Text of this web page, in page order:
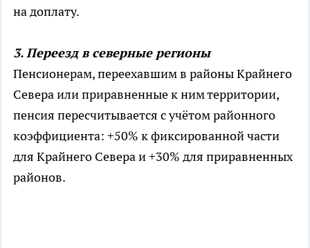
на доплату.
3. Переезд в северные регионы
Пенсионерам, переехавшим в районы Крайнего
Севера или приравненные к ним территории,
пенсия пересчитывается с учётом районного
коэффициента: +50% к фиксированной части
для Крайнего Севера и +30% для приравненных
районов.